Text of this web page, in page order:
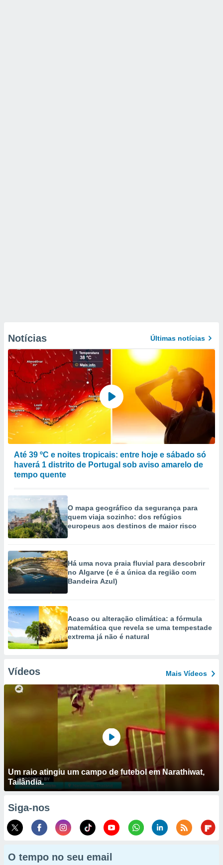
Notícias Últimas notícias
Até 39 ºC e noites tropicais: entre hoje e sábado só
haverá 1 distrito de Portugal sob aviso amarelo de
tempo quente
O mapa geográfico da segurança para
quem viaja sozinho: dos refúgios
europeus aos destinos de maior risco
Há uma nova praia fluvial para descobrir
no Algarve (e é a única da região com
Bandeira Azul)
Acaso ou alteração climática: a fórmula
matemática que revela se uma tempestade
extrema já não é natural
Vídeos Mais Vídeos
Um raio atingiu um campo de futebol em Narathiwat,
Tailândia.
Siga-nos
O tempo no seu email